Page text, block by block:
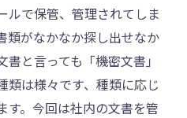
ルで保管、管理されてしま
類がなかなか探し出せなか
と言っても「機密文書」
類は様々です、種類に応じ
す。今回は社内の文書を管